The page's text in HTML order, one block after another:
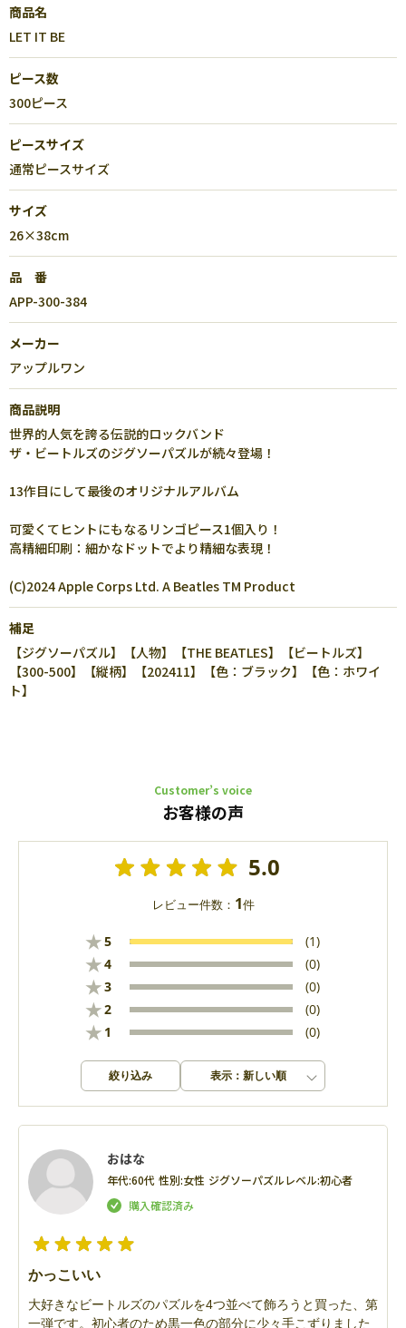
商品名
LET IT BE
ピース数
300ピース
ピースサイズ
通常ピースサイズ
サイズ
26×38cm
品 番
APP-300-384
メーカー
アップルワン
商品説明
世界的人気を誇る伝説的ロックバンド
ザ・ビートルズのジグソーパズルが続々登場！
13作目にして最後のオリジナルアルバム
可愛くてヒントにもなるリンゴピース1個入り！
高精細印刷：細かなドットでより精細な表現！
(C)2024 Apple Corps Ltd. A Beatles TM Product
補足
【ジグソーパズル】【人物】【THE BEATLES】【ビートルズ】
【300-500】【縦柄】【202411】【色：ブラック】【色：ホワイ
ト】
Customer’s voice
お客様の声
5.0
レビュー件数： 1件
★5 (1)
★4 (0)
★3 (0)
★2 (0)
★ 1 (0)
絞り込み 表示：新しい順
おはな
年代:60代 性別:女性 ジグソーパズルレベル:初心者
かっこいい
大好きなビートルズのパズルを4つ並べて飾ろうと買った、第
一弾です。初心者のため黒一色の部分に少々手こずりました